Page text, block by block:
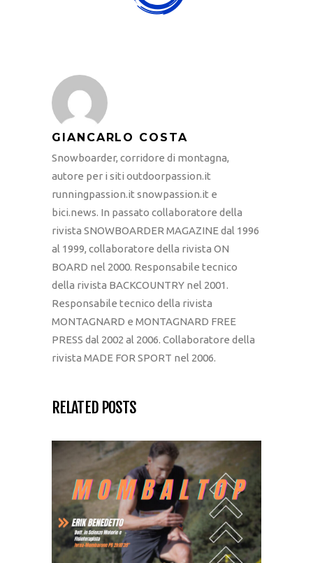
GIANCARLO COSTA
Snowboarder, corridore di montagna,
autore per i siti outdoorpassion.it
runningpassion.it snowpassion.it e
bici.news. In passato collaboratore della
rivista SNOWBOARDER MAGAZINE dal 1996
al 1999, collaboratore della rivista ON
BOARD nel 2000. Responsabile tecnico
della rivista BACKCOUNTRY nel 2001.
Responsabile tecnico della rivista
MONTAGNARD e MONTAGNARD FREE
PRESS dal 2002 al 2006. Collaboratore della
rivista MADE FOR SPORT nel 2006.
RELATED POSTS